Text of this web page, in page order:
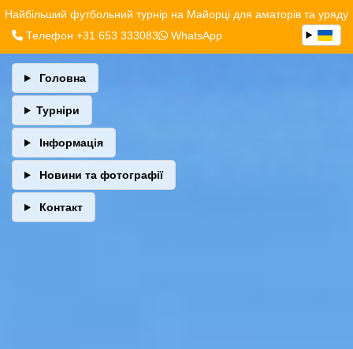
Найбільший футбольний турнір на Майорці для аматорів та уряду
Телефон +31 653 333083
WhatsApp
Головна
Турніри
Інформація
Новини та фотографії
Контакт